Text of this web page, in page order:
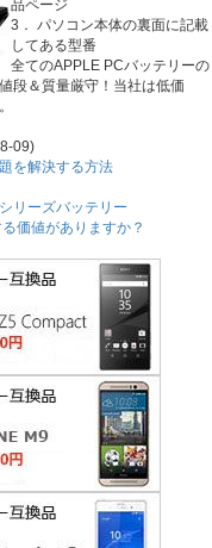
品ページ
3． パソコン本体の裏面に記載
してある型番
全てのAPPLE PCバッテリーの
段＆質量厳守！当社は低価
09)
を解決する方法
リーズバッテリー
価値がありますか？